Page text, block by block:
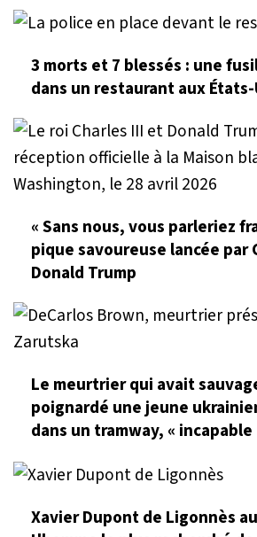
3 morts et 7 blessés : une
dans un restaurant aux
« Sans nous, vous parleriez
pique savoureuse lancée par
Donald Trump
Le meurtrier qui avait
poignardé une jeune
dans un tramway, «
Xavier Dupont de Ligonnès